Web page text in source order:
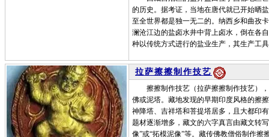
的历史。据考证，当地在唐代就已开始晒
至全世界都是独一无二的。纳西乡和曲孜
澜沧江边的盐卤水井中背上卤水，倒在各
种以传统方式进行的盐业生产，其生产工
拉萨擦擦制作技艺
擦擦制作技艺（拉萨擦擦制作技艺），
佛或泥塔。藏地发现的早期印度风格的擦
神降塔、吉祥塔和菩提塔居多，且大都印
题材逐渐增多，藏文的六字真言由藏文转
像”或“拓模泥像”等。藏传佛教僧俗制作